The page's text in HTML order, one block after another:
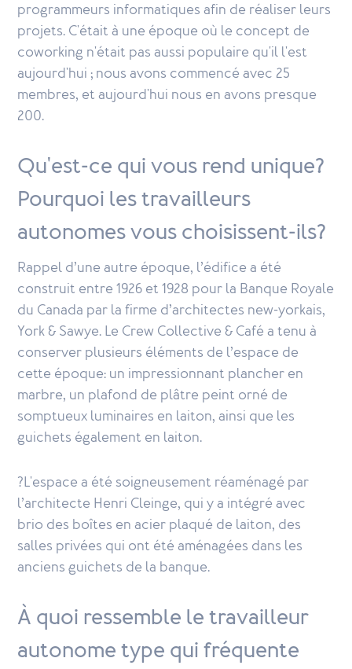
programmeurs informatiques afin de réaliser leurs
projets. C'était à une époque où le concept de
coworking n'était pas aussi populaire qu'il l'est
aujourd'hui ; nous avons commencé avec 25
membres, et aujourd'hui nous en avons presque
200.
Qu'est-ce qui vous rend unique?
Pourquoi les travailleurs
autonomes vous choisissent-ils?
Rappel d’une autre époque, l’édifice a été
construit entre 1926 et 1928 pour la Banque Royale
du Canada par la firme d’architectes new-yorkais,
York & Sawye. Le Crew Collective & Café a tenu à
conserver plusieurs éléments de l’espace de
cette époque: un impressionnant plancher en
marbre, un plafond de plâtre peint orné de
somptueux luminaires en laiton, ainsi que les
guichets également en laiton.
?L'espace a été soigneusement réaménagé par
l’architecte Henri Cleinge, qui y a intégré avec
brio des boîtes en acier plaqué de laiton, des
salles privées qui ont été aménagées dans les
anciens guichets de la banque.
À quoi ressemble le travailleur
autonome type qui fréquente